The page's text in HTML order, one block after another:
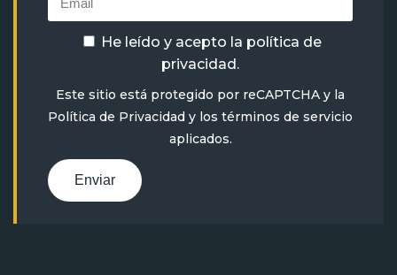
He leído y acepto la política de
privacidad.
Este sitio está protegido por reCAPTCHA y la
Política de Privacidad y los términos de servicio
aplicados.
Enviar